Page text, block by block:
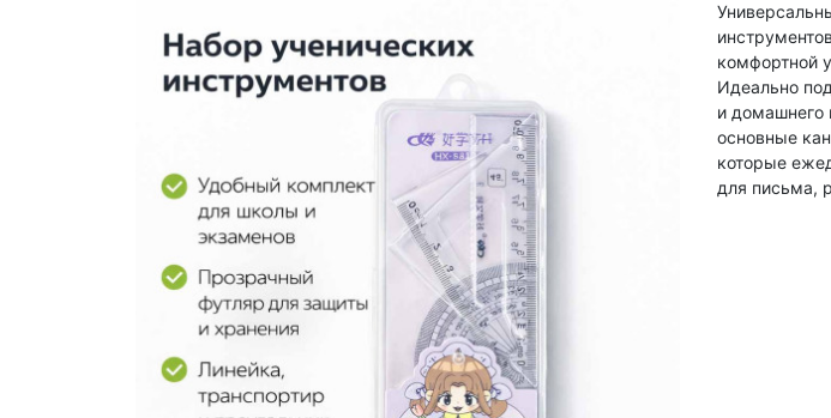
комфортной
Идеально
и домашнего
основные
которые
для письма,